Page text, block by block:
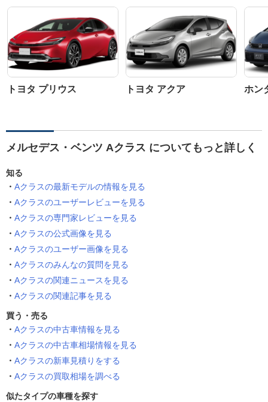
トヨタ プリウス トヨタ アクア ホン
メルセデス・ベンツ Aクラス についてもっと詳しく
知る
Aクラスの最新モデルの情報を見る
Aクラスのユーザーレビューを見る
Aクラスの専門家レビューを見る
Aクラスの公式画像を見る
Aクラスのユーザー画像を見る
Aクラスのみんなの質問を見る
Aクラスの関連ニュースを見る
Aクラスの関連記事を見る
買う・売る
Aクラスの中古車情報を見る
Aクラスの中古車相場情報を見る
Aクラスの新車見積りをする
Aクラスの買取相場を調べる
似たタイプの車種を探す